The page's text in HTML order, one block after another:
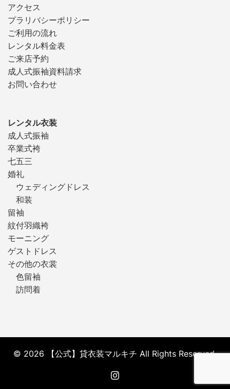
アクセス
プラリバシーポリシー
ご利用の流れ
レンタル料金表
ご来店予約
成人式振袖資料請求
お問い合わせ
レンタル衣装
成人式振袖
卒業式袴
七五三
婚礼
ウェディングドレス
和装
留袖
紋付羽織袴
モーニング
ゲストドレス
その他の衣裳
色留袖
訪問着
© 2026 【公式】貸衣装マルキチ All Rights Reserved.